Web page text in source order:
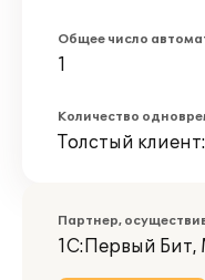
Общее число
1
Количество
Толстый клиент:
Партнер,
1С:Первый Бит,